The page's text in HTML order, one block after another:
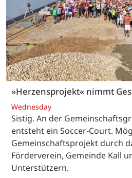
»Herzensprojekt« nimmt
Wednesday
Sistig. An der
entsteht ein Soccer-Court.
Gemeinschaftsprojekt durch
Förderverein, Gemeinde Kall
Unterstützern.